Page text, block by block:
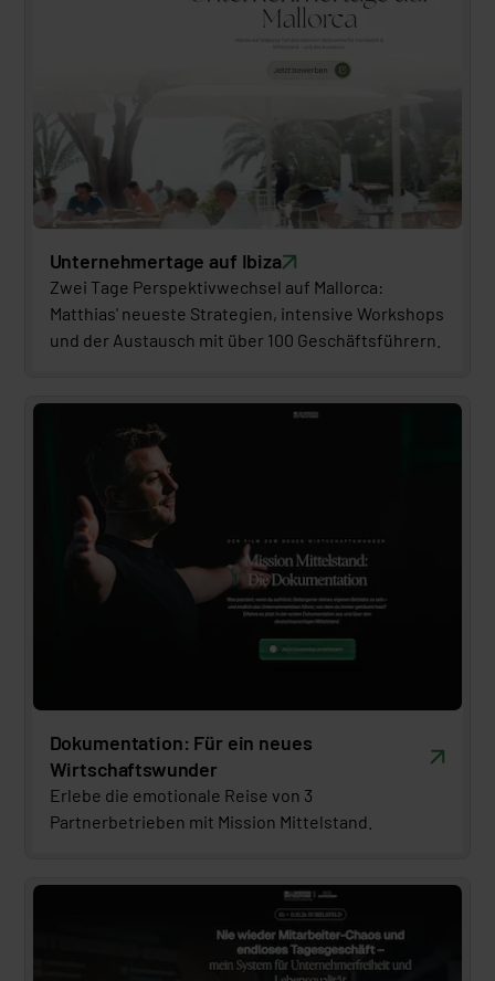
Unternehmertage auf Ibiza
Zwei Tage Perspektivwechsel auf Mallorca:
Matthias' neueste Strategien, intensive Workshops
und der Austausch mit über 100 Geschäftsführern.
Dokumentation: Für ein neues
Wirtschaftswunder
Erlebe die emotionale Reise von 3
Partnerbetrieben mit Mission Mittelstand.